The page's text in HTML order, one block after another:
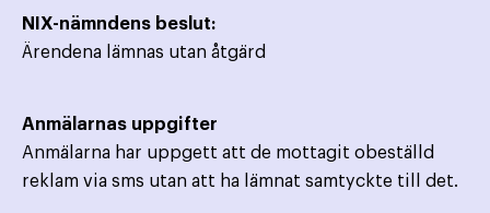
NIX-nämndens beslut:
Ärendena lämnas utan åtgärd
Anmälarnas uppgifter
Anmälarna har uppgett att de mottagit obeställd
reklam via sms utan att ha lämnat samtyckte till det.